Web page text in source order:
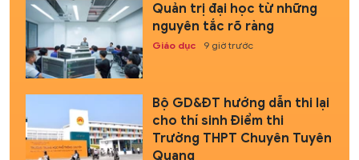
Quản trị đại học từ những
nguyên tắc rõ ràng
Giáo dục 9 giờ trước
Bộ GD&ĐT hướng dẫn thi lại
cho thí sinh Điểm thi
Trường THPT Chuyên Tuyên
Quang